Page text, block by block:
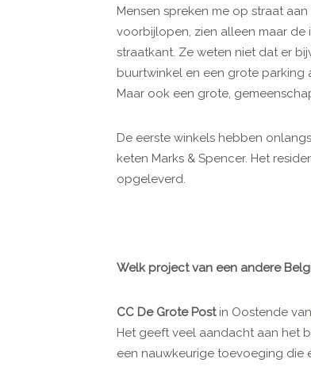
Mensen spreken me op straat
voorbijlopen, zien alleen maar
straatkant. Ze weten niet dat er
buurtwinkel en een grote parking
Maar ook een grote,
De eerste winkels hebben
keten Marks & Spencer. Het
opgeleverd.
Welk project van een andere
CC De Grote Postin Oostende van
Het geeft veel aandacht aan het
een nauwkeurige toevoeging die